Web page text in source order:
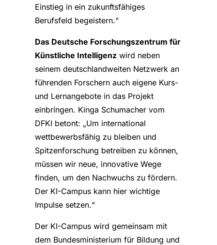
Einstieg in ein zukunftsfähiges
Berufsfeld begeistern.“
Das Deutsche Forschungszentrum für
Künstliche Intelligenz wird neben
seinem deutschlandweiten Netzwerk an
führenden Forschern auch eigene Kurs-
und Lernangebote in das Projekt
einbringen. Kinga Schumacher vom
DFKI betont: „Um international
wettbewerbsfähig zu bleiben und
Spitzenforschung betreiben zu können,
müssen wir neue, innovative Wege
finden, um den Nachwuchs zu fördern.
Der KI-Campus kann hier wichtige
Impulse setzen.“
Der KI-Campus wird gemeinsam mit
dem Bundesministerium für Bildung und